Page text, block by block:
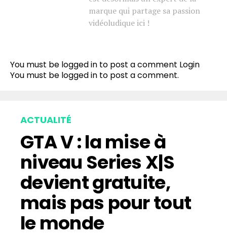
marque qui partage sa passion
vidéoludique ici !
You must be logged in to post a comment Login
You must be logged in to post a comment.
ACTUALITÉ
GTA V : la mise à
niveau Series X|S
devient gratuite,
mais pas pour tout
le monde